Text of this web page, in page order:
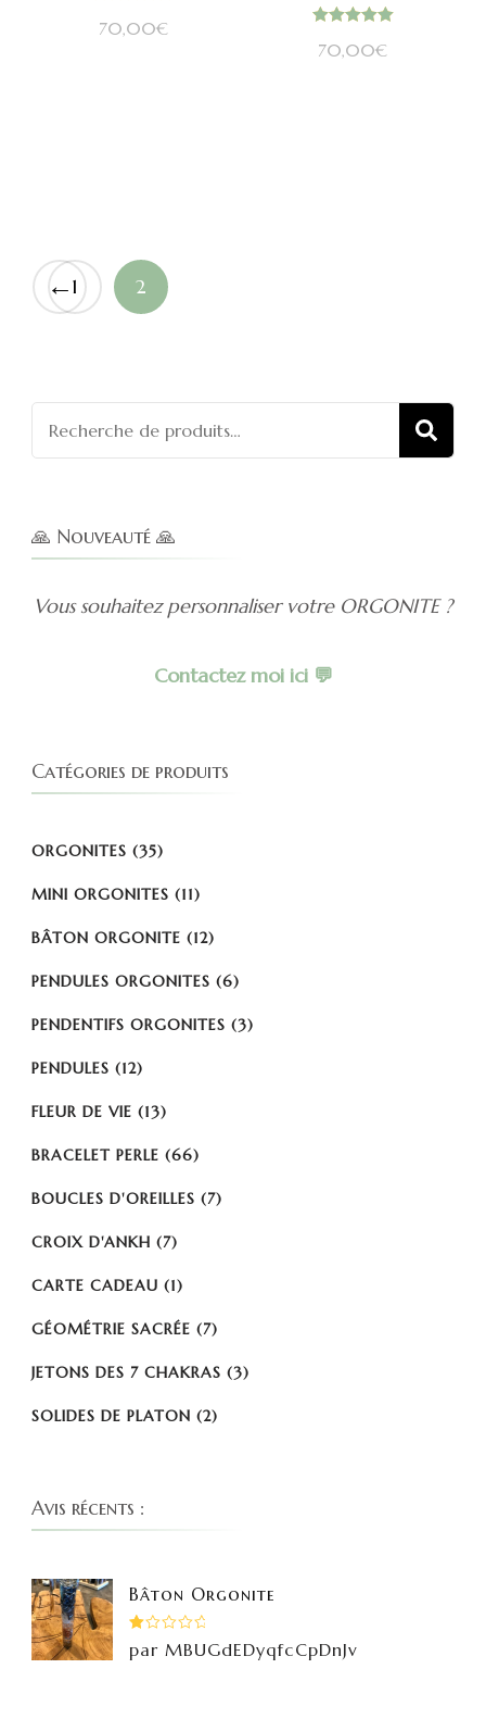
70,00€
5.00
70,00€
←1 2
pour :
🙏 Nouveauté 🙏
Vous souhaitez personnaliser votre ORGONITE ?
Contactez moi ici 💬
Catégories de produits
ORGONITES (35)
MINI ORGONITES (11)
BÂTON ORGONITE (12)
PENDULES ORGONITES (6)
PENDENTIFS ORGONITES (3)
PENDULES (12)
FLEUR DE VIE (13)
BRACELET PERLE (66)
BOUCLES D'OREILLES (7)
CROIX D'ANKH (7)
CARTE CADEAU (1)
GÉOMÉTRIE SACRÉE (7)
JETONS DES 7 CHAKRAS (3)
SOLIDES DE PLATON (2)
Avis récents :
Bâton Orgonite
1
par MBUGdEDyqfcCpDnJv